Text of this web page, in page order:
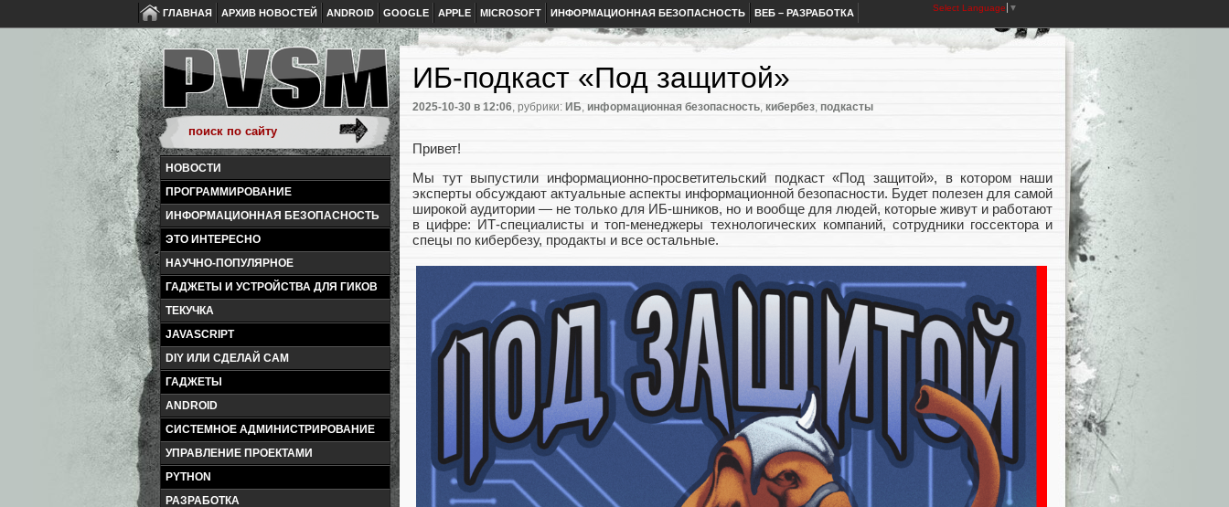
ГЛАВНАЯ АРХИВ НОВОСТЕЙ ANDROID GOOGLE APPLE MICROSOFT ИНФОРМАЦИОННАЯ БЕЗОПАСНОСТЬ ВЕБ – РАЗРАБОТКА Select Language ▼
НОВОСТИ
ПРОГРАММИРОВАНИЕ
ИНФОРМАЦИОННАЯ БЕЗОПАСНОСТЬ
ЭТО ИНТЕРЕСНО
НАУЧНО-ПОПУЛЯРНОЕ
ГАДЖЕТЫ И УСТРОЙСТВА ДЛЯ ГИКОВ
ТЕКУЧКА
JAVASCRIPT
DIY ИЛИ СДЕЛАЙ САМ
ГАДЖЕТЫ
ANDROID
СИСТЕМНОЕ АДМИНИСТРИРОВАНИЕ
УПРАВЛЕНИЕ ПРОЕКТАМИ
PYTHON
РАЗРАБОТКА
ИБ-подкаст «Под защитой»
2025-10-30 в 12:06, рубрики: ИБ, информационная безопасность, кибербез, подкасты
Привет!
Мы тут выпустили информационно-просветительский подкаст «Под защитой», в котором наши
эксперты обсуждают актуальные аспекты информационной безопасности. Будет полезен для самой
широкой аудитории — не только для ИБ-шников, но и вообще для людей, которые живут и работают
в цифре: ИТ-специалисты и топ-менеджеры технологических компаний, сотрудники госсектора и
спецы по кибербезу, продакты и все остальные.